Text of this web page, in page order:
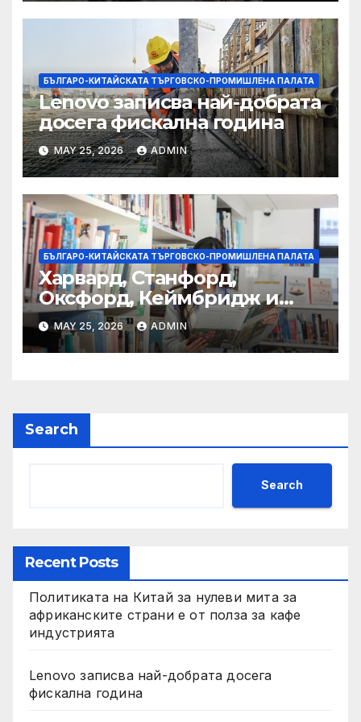
БЪЛГАРО-КИТАЙСКАТА ТЪРГОВСКО-ПРОМИШЛЕНА ПАЛАТА
Lenovo записва най-добрата
досега фискална година
MAY 25, 2026 ADMIN
БЪЛГАРО-КИТАЙСКАТА ТЪРГОВСКО-ПРОМИШЛЕНА ПАЛАТА
Харвард, Станфорд,
Оксфорд, Кеймбридж и
други: как ръководството
на YCIS отваря врати към
престижни университети
MAY 25, 2026 ADMIN
Search
Search
Recent Posts
Политиката на Китай за нулеви мита за
африканските страни е от полза за кафе
индустрията
Lenovo записва най-добрата досега
фискална година